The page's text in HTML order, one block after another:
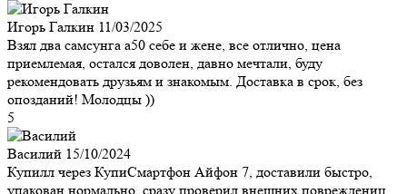
Игорь Галкин 11/03/2025
Взял два самсунга а50 себе и жене, все отлично, цена
приемлемая, остался доволен, давно мечтали, буду
рекомендовать друзьям и знакомым. Доставка в срок, без
опозданий! Молодцы ))
5
Василий 15/10/2024
Купилл через КупиСмартфон Айфон 7, доставили быстро,
упакован нормально, сразу проверил внешних повреждениц